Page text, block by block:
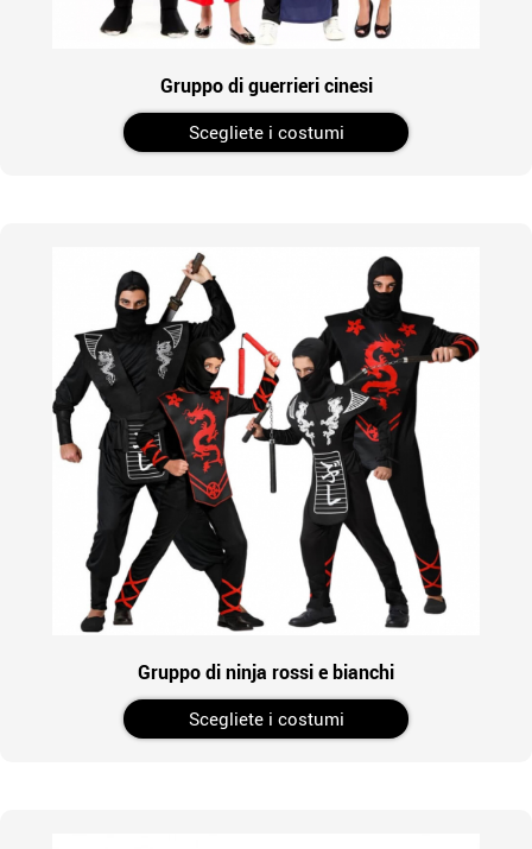
Gruppo di guerrieri cinesi
Scegliete i costumi
Gruppo di ninja rossi e bianchi
Scegliete i costumi